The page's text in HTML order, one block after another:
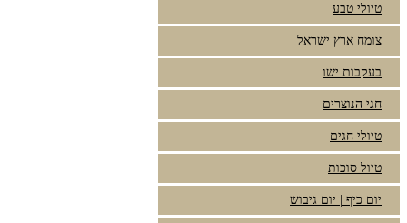
טיולי טבע
צומח ארץ ישראל
בעקבות ישו
חגי הנוצרים
טיולי חגים
טיול סוכות
יום כיף | יום גיבוש